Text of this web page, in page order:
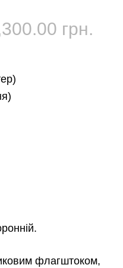
грн.
флагштоком,